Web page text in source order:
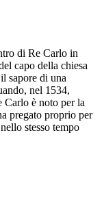
di Re Carlo in
capo della chiesa
sapore di una
nel 1534,
è noto per la
pregato proprio per
stesso tempo